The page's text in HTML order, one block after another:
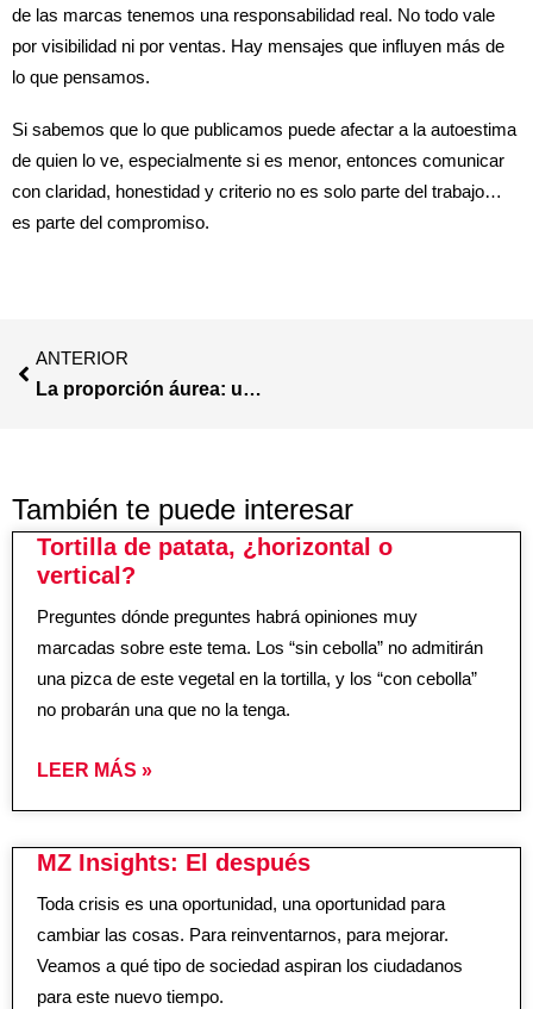
de las marcas tenemos una responsabilidad real. No todo vale
por visibilidad ni por ventas. Hay mensajes que influyen más de
lo que pensamos.
Si sabemos que lo que publicamos puede afectar a la autoestima
de quien lo ve, especialmente si es menor, entonces comunicar
con claridad, honestidad y criterio no es solo parte del trabajo…
es parte del compromiso.
ANTERIOR
La proporción áurea: un sistema invisible que da forma a grandes ideas.
También te puede interesar
Tortilla de patata, ¿horizontal o
vertical?
Preguntes dónde preguntes habrá opiniones muy
marcadas sobre este tema. Los “sin cebolla” no admitirán
una pizca de este vegetal en la tortilla, y los “con cebolla”
no probarán una que no la tenga.
LEER MÁS »
MZ Insights: El después
Toda crisis es una oportunidad, una oportunidad para
cambiar las cosas. Para reinventarnos, para mejorar.
Veamos a qué tipo de sociedad aspiran los ciudadanos
para este nuevo tiempo.